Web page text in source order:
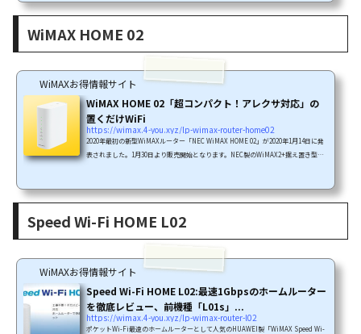
ュニケーションズこの記事では、「Speed Wi-Fi NEXT W06」の特徴をご紹介しま
「Speed Wi-Fi NEXT W06」の特徴は以下の通りです。Speed Wi-Fi NEXT W06 ...
WiMAX HOME 02
WiMAXお得情報サイト
WiMAX HOME 02「超コンパクト！アレクサ対応」の
置くだけWiFi
https://wimax.4-you.xyz/lp-wimax-router-home02
2020年最初の新型WiMAXルーター「NEC WiMAX HOME 02」が2020年1月14日に発
表されました。1月30日より販売開始となります。NEC製のWiMAX2+据え置き型ル
す。新機種「WiMAX HOME 02」の最大の特徴はスマートスピーカー「Alexa(アレ
据え置き型ルーターなんてあまり操作することはないと思いますが、中には...
Speed Wi-Fi HOME L02
WiMAXお得情報サイト
Speed Wi-Fi HOME L02:最速1Gbpsのホームルーター
を徹底レビュー、前機種「L01s」...
https://wimax.4-you.xyz/lp-wimax-router-l02
ポケットWi-Fi最速のホームルーターとして人気のHUAWEI製「WiMAX Speed Wi-